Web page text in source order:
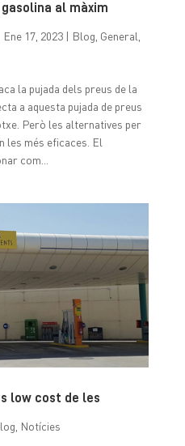
al màxim
Ene 17, 2023| Blog General
la pujada dels preus de la
a aquesta pujada de preus
Però les alternatives per
les més eficaces. El
com...
low cost de les
Notícies